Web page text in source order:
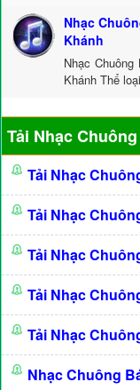
Nhạc
Khánh
Nhạc
Khánh Thể
Tải Nhạc
Tải Nhạc
Tải Nhạc
Tải Nhạc
Tải Nhạc
Tải Nhạc
Nhạc Chuông